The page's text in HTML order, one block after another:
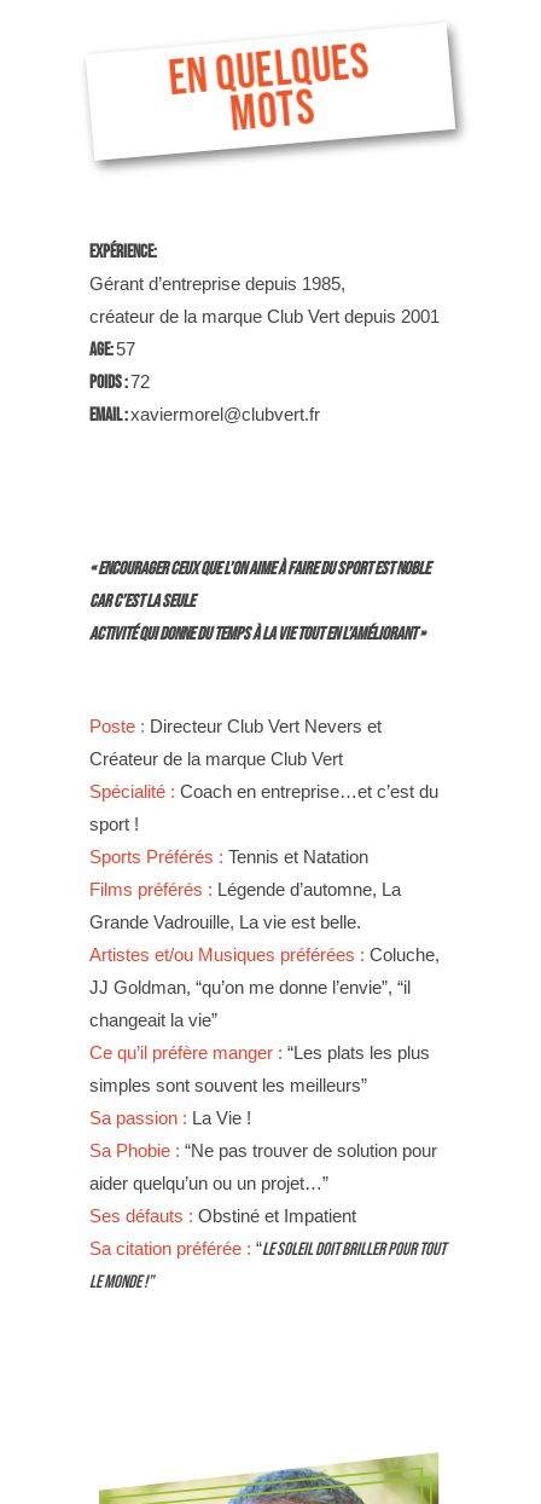
EN QUELQUES
MOTS
Expérience:
Gérant d’entreprise depuis 1985,
créateur de la marque Club Vert depuis 2001
Age:57
Poids :72
Email :xaviermorel@clubvert.fr
« Encourager ceux que l’on aime à faire du sport est noble
car c’est la seule
activité qui donne du temps à la vie tout en l’améliorant »
Poste : Directeur Club Vert Nevers et
Créateur de la marque Club Vert
Spécialité : Coach en entreprise…et c’est du
sport !
Sports Préférés : Tennis et Natation
Films préférés : Légende d’automne, La
Grande Vadrouille, La vie est belle.
Artistes et/ou Musiques préférées : Coluche,
JJ Goldman, “qu’on me donne l’envie”, “il
changeait la vie”
Ce qu’il préfère manger : “Les plats les plus
simples sont souvent les meilleurs”
Sa passion : La Vie !
Sa Phobie : “Ne pas trouver de solution pour
aider quelqu’un ou un projet…”
Ses défauts : Obstiné et Impatient
Sa citation préférée : “Le soleil doit briller pour tout
le monde !”